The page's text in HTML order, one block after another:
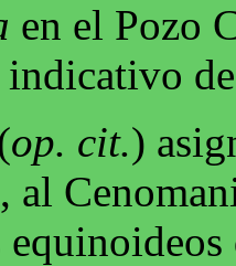
en el Pozo
op. cit.)
al